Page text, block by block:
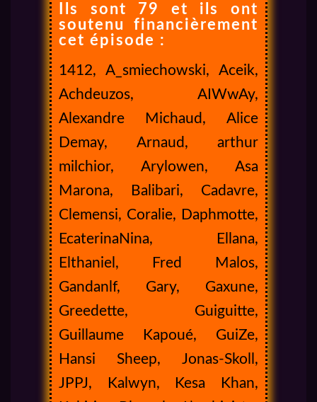
Ils sont 79 et ils ont
soutenu financièrement
cet épisode :
1412, A_smiechowski, Aceik,
Achdeuzos, AIWwAy,
Alexandre Michaud, Alice
Demay, Arnaud, arthur
milchior, Arylowen, Asa
Marona, Balibari, Cadavre,
Clemensi, Coralie, Daphmotte,
EcaterinaNina, Ellana,
Elthaniel, Fred Malos,
Gandanlf, Gary, Gaxune,
Greedette, Guiguitte,
Guillaume Kapoué, GuiZe,
Hansi Sheep, Jonas-Skoll,
JPPJ, Kalwyn, Kesa Khan,